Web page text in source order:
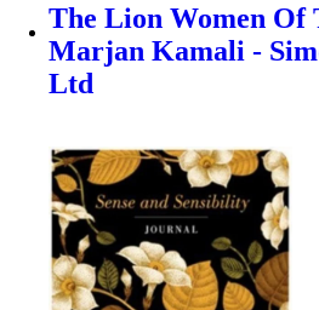
The Lion Women Of
Marjan Kamali -
Ltd